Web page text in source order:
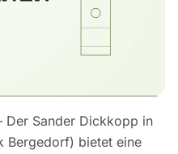
Sander Dickkopp in
Bergedorf) bietet eine